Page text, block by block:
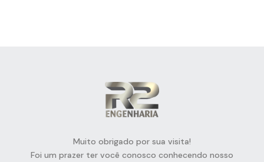
Muito obrigado por sua visita!
Foi um prazer ter você conosco conhecendo nosso